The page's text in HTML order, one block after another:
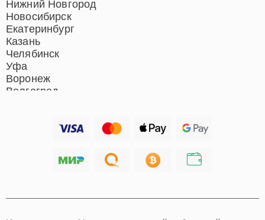
Нижний Новгород
Новосибирск
Екатеринбург
Казань
Челябинск
Уфа
Воронеж
Волгоград
Хабаровск
систем